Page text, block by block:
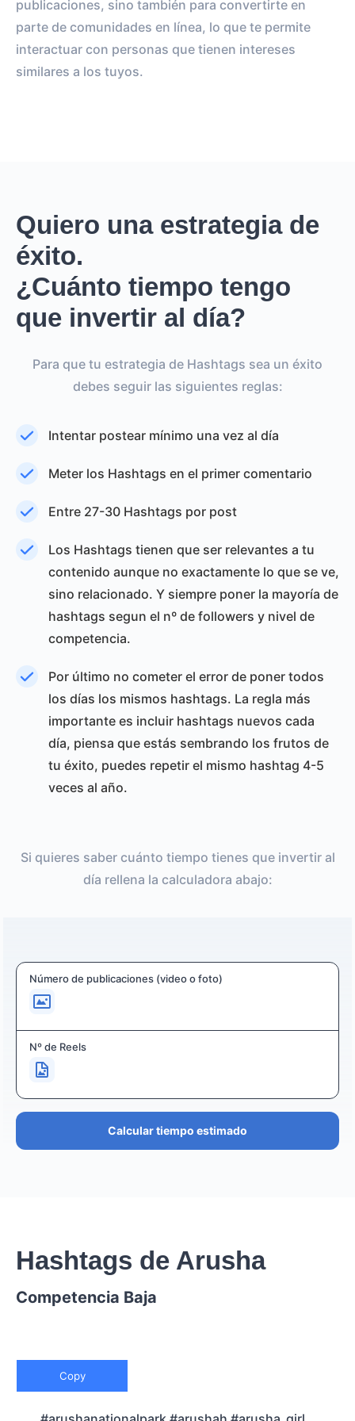
publicaciones, sino también para convertirte en
parte de comunidades en línea, lo que te permite
interactuar con personas que tienen intereses
similares a los tuyos.
Quiero una estrategia de
éxito.
¿Cuánto tiempo tengo
que invertir al día?
Para que tu estrategia de Hashtags sea un éxito
debes seguir las siguientes reglas:
Intentar postear mínimo una vez al día
Meter los Hashtags en el primer comentario
Entre 27-30 Hashtags por post
Los Hashtags tienen que ser relevantes a tu
contenido aunque no exactamente lo que se ve,
sino relacionado. Y siempre poner la mayoría de
hashtags segun el nº de followers y nivel de
competencia.
Por último no cometer el error de poner todos
los días los mismos hashtags. La regla más
importante es incluir hashtags nuevos cada
día, piensa que estás sembrando los frutos de
tu éxito, puedes repetir el mismo hashtag 4-5
veces al año.
Si quieres saber cuánto tiempo tienes que invertir al
día rellena la calculadora abajo:
Número de publicaciones (video o foto)
Nº de Reels
Calcular tiempo estimado
Hashtags de Arusha
Competencia Baja
Copy